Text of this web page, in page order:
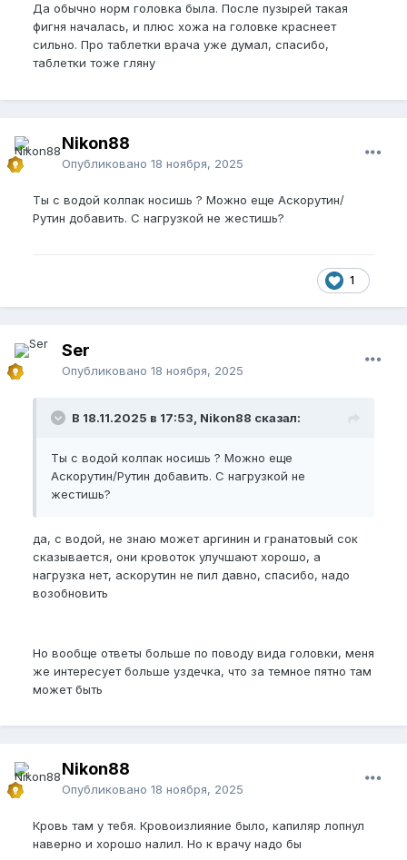
Да обычно норм головка была. После пузырей такая
фигня началась, и плюс хожа на головке краснеет
сильно. Про таблетки врача уже думал, спасибо,
таблетки тоже гляну
Nikon88
Опубликовано 18 ноября, 2025
Ты с водой колпак носишь ? Можно еще Аскорутин/
Рутин добавить. С нагрузкой не жестишь?
1
Ser
Опубликовано 18 ноября, 2025
В 18.11.2025 в 17:53, Nikon88 сказал:
Ты с водой колпак носишь ? Можно еще
Аскорутин/Рутин добавить. С нагрузкой не
жестишь?
да, с водой, не знаю может аргинин и гранатовый сок
сказывается, они кровоток улучшают хорошо, а
нагрузка нет, аскорутин не пил давно, спасибо, надо
возобновить
Но вообще ответы больше по поводу вида головки, меня
же интересует больше уздечка, что за темное пятно там
может быть
Nikon88
Опубликовано 18 ноября, 2025
Кровь там у тебя. Кровоизлияние было, капиляр лопнул
наверно и хорошо налил. Но к врачу надо бы